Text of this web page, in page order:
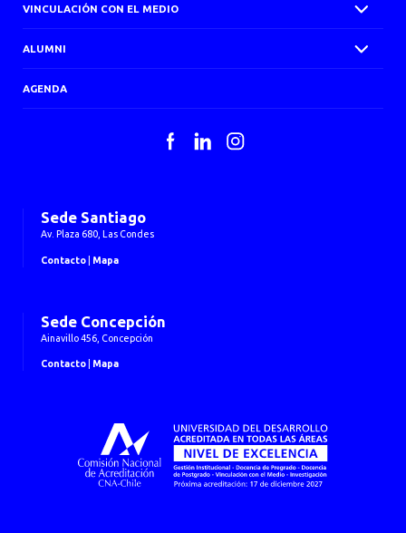
VINCULACIÓN CON EL MEDIO
ALUMNI
AGENDA
FacebookLinkedInInstagram
Sede Santiago
Av. Plaza 680, Las Condes
Contacto Mapa
Sede Concepción
Ainavillo 456, Concepción
Contacto Mapa